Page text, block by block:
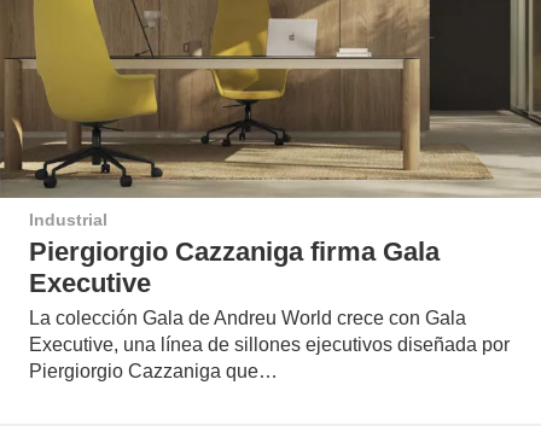
Industrial
Piergiorgio Cazzaniga firma Gala
Executive
La colección Gala de Andreu World crece con Gala
Executive, una línea de sillones ejecutivos diseñada por
Piergiorgio Cazzaniga que…